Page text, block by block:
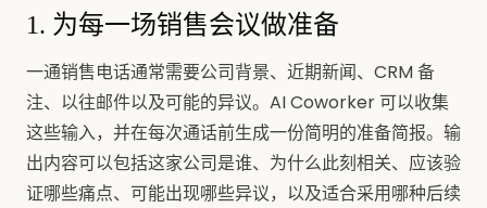
1. 为每一场销售会议做准备
一通销售电话通常需要公司背景、近期新闻、CRM 备
注、以往邮件以及可能的异议。AI Coworker 可以收集
这些输入，并在每次通话前生成一份简明的准备简报。输
出内容可以包括这家公司是谁、为什么此刻相关、应该验
证哪些痛点、可能出现哪些异议，以及适合采用哪种后续